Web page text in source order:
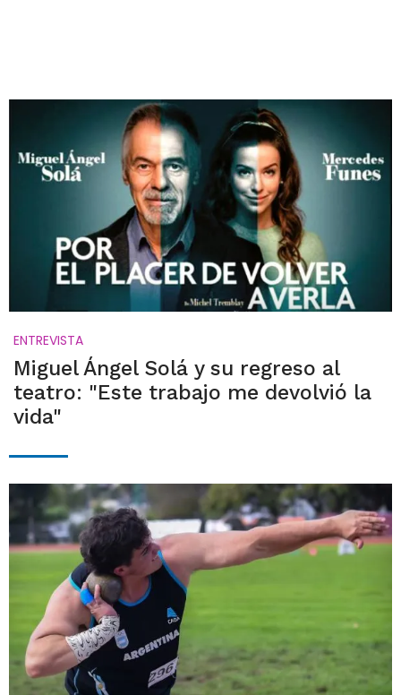
ENTREVISTA
Miguel Ángel Solá y su regreso al
teatro: "Este trabajo me devolvió la
vida"